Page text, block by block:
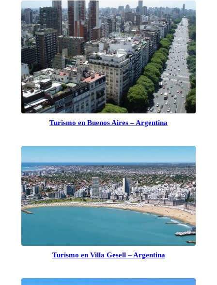
Turismo en Buenos Aires – Argentina
Turismo en Villa Gesell – Argentina